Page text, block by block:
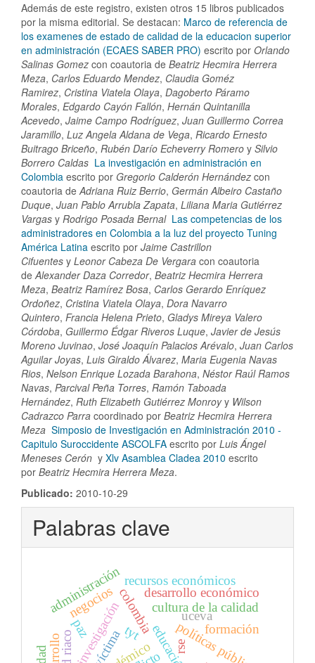
Además de este registro, existen otros 15 libros publicados
por la misma editorial. Se destacan: Marco de referencia de
los examenes de estado de calidad de la educacion superior
en administración (ECAES SABER PRO) escrito por Orlando
Salinas Gomez con coautoria de Beatriz Hecmira Herrera
Meza, Carlos Eduardo Mendez, Claudia Goméz
Ramirez, Cristina Viatela Olaya, Dagoberto Páramo
Morales, Edgardo Cayón Fallón, Hernán Quintanilla
Acevedo, Jaime Campo Rodríguez, Juan Guillermo Correa
Jaramillo, Luz Angela Aldana de Vega, Ricardo Ernesto
Buitrago Briceño, Rubén Darío Echeverry Romero y Silvio
Borrero Caldas La investigación en administración en
Colombia escrito por Gregorio Calderón Hernández con
coautoria deAdriana Ruiz Berrio, Germán Albeiro Castaño
Duque, Juan Pablo Arrubla Zapata, Liliana Maria Gutiérrez
Vargas y Rodrigo Posada Bernal Las competencias de los
administradores en Colombia a la luz del proyecto Tuning
América Latina escrito por Jaime Castrillon
Cifuentes y Leonor Cabeza De Vergara con coautoria
deAlexander Daza Corredor, Beatriz Hecmira Herrera
Meza, Beatriz Ramírez Bosa, Carlos Gerardo Enríquez
Ordoñez, Cristina Viatela Olaya, Dora Navarro
Quintero, Francia Helena Prieto, Gladys Mireya Valero
Córdoba, Guillermo Édgar Riveros Luque, Javier de Jesús
Moreno Juvinao, José Joaquín Palacios Arévalo, Juan Carlos
Aguilar Joyas, Luis Giraldo Álvarez, Maria Eugenia Navas
Rios, Nelson Enrique Lozada Barahona, Néstor Raúl Ramos
Navas, Parcival Peña Torres, Ramón Taboada
Hernández, Ruth Elizabeth Gutiérrez Monroyy Wilson
Cadrazco Parra coordinado por Beatriz Hecmira Herrera
Meza Simposio de Investigación en Administración 2010 -
Capitulo Suroccidente ASCOLFA escrito por Luis Ángel
Meneses Cerón y Xlv Asamblea Cladea 2010 escrito
por Beatriz Hecmira Herrera Meza.
Publicado: 2010-10-29
Palabras clave
educación
cultura de la calidad
desarrollo económico
colombia
recursos económicos
políticas públicas
investigación
administración
tyt
red riaco rse
víctima
paz
uceva
formación
negocios